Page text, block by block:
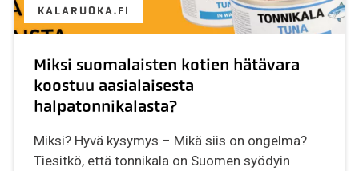
KALARUOKA.FI
Miksi suomalaisten kotien hätävara
koostuu aasialaisesta
halpatonnikalasta?
Miksi? Hyvä kysymys – Mikä siis on ongelma?
Tiesitkö, että tonnikala on Suomen syödyin